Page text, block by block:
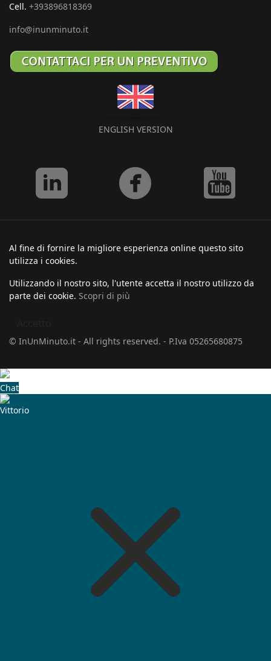
Cell. +393896818369
info@inunminuto.it
ENGLISH VERSION
Al fine di fornire la migliore esperienza online questo sito
utilizza i cookies.
Utilizzando il nostro sito, l'utente accetta il nostro utilizzo da
parte dei cookie. Scopri di più
© InUnMinuto.it - All rights reserved. - P.Iva 05265680875
Chat
Vittorio